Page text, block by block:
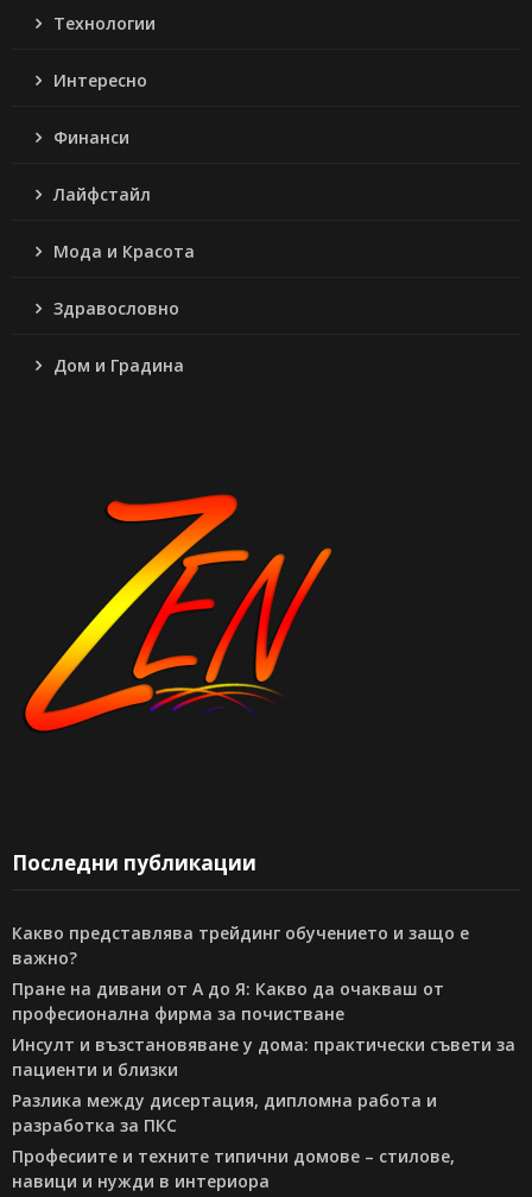
Технологии
Интересно
Финанси
Лайфстайл
Мода и Красота
Здравословно
Дом и Градина
Последни публикации
Какво представлява трейдинг обучението и защо е
важно?
Пране на дивани от А до Я: Какво да очакваш от
професионална фирма за почистване
Инсулт и възстановяване у дома: практически съвети за
пациенти и близки
Разлика между дисертация, дипломна работа и
разработка за ПКС
Професиите и техните типични домове – стилове,
навици и нужди в интериора